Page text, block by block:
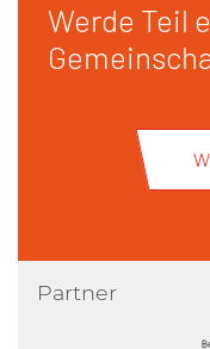
Werde Teil
Partner